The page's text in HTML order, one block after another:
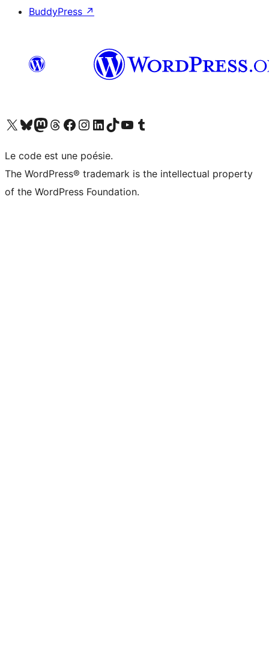
BuddyPress ↗
Visit our X (formerly Twitter) account
Visitez notre compte Bluesky
Visit our Mastodon account
Visitez notre compte Threads
Visit our Facebook page
Visit our Instagram account
Visit our LinkedIn account
Visitez notre compte TikTok
Visit our YouTube channel
Visitez notre compte Tumblr
Le code est une poésie.
The WordPress® trademark is the intellectual property
of the WordPress Foundation.